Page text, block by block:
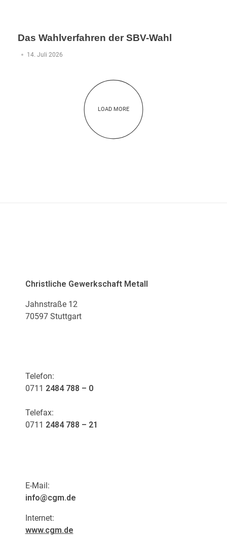
Das Wahlverfahren der SBV-Wahl
14. Juli 2026
LOAD MORE
Christliche Gewerkschaft Metall
Jahnstraße 12
70597 Stuttgart
Telefon:
0711 2484 788 – 0
Telefax:
0711 2484 788 – 21
E-Mail:
info@cgm.de
Internet:
www.cgm.de